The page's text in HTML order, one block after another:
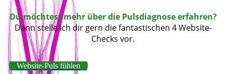
Du möchtest mehr über die Pulsdiagnose erfahren?
Dann stelle ich dir gern die fantastischen 4 Website-
Checks vor.
Website-Puls fühlen